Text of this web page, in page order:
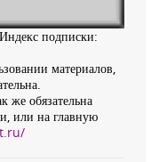
подписки:
материалов,
же обязательна
или на главную